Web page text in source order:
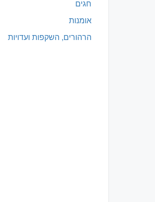
חגים
אומנות
הרהורים, השקפות ועדויות